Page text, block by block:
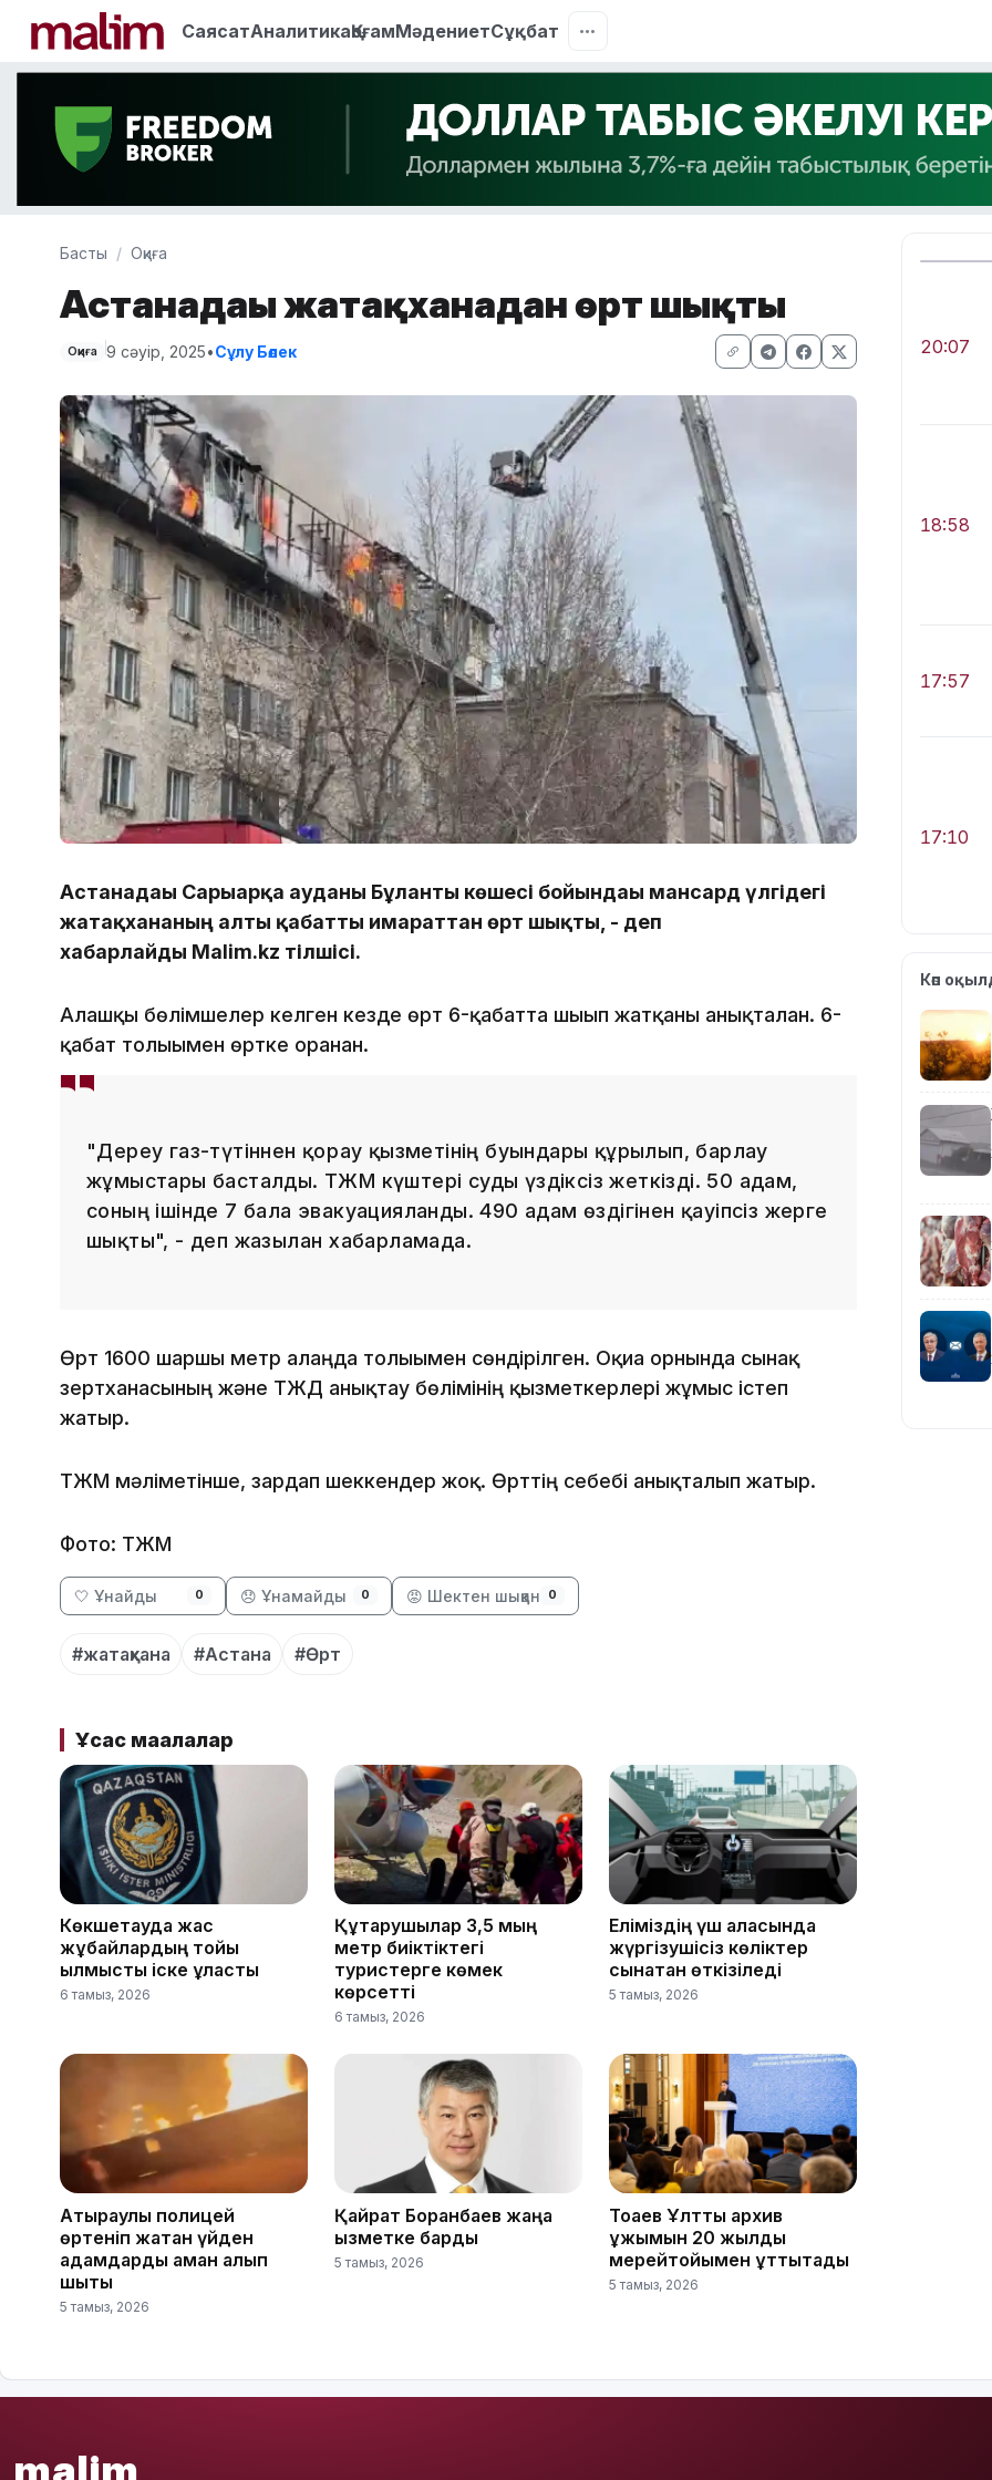
СаясатАналитикаҚоғамМәдениетСұқбат
Басты Оқиға
Астанадағы жатақханадан өрт шықты
Оқиға 9 сәуір, 2025•Сұлу Бөлек
Астанадағы Сарыарқа ауданы Бұланты көшесі бойындағы мансард үлгідегі
жатақхананың алты қабатты ғимараттан өрт шықты, - деп
хабарлайды Malim.kz тілшісі.
Алғашқы бөлімшелер келген кезде өрт 6-қабатта шығып жатқаны анықталған. 6-
қабат толығымен өртке оранған.
"Дереу газ-түтіннен қорғау қызметінің буындары құрылып, барлау
жұмыстары басталды. ТЖМ күштері суды үздіксіз жеткізді. 50 адам,
соның ішінде 7 бала эвакуацияланды. 490 адам өздігінен қауіпсіз жерге
шықты", - деп жазылған хабарламада.
Өрт 1600 шаршы метр алаңда толығымен сөндірілген. Оқиға орнында сынақ
зертханасының және ТЖД анықтау бөлімінің қызметкерлері жұмыс істеп
жатыр.
ТЖМ мәліметінше, зардап шеккендер жоқ. Өрттің себебі анықталып жатыр.
Фото: ТЖМ
🤍 Ұнайды 0 😞 Ұнамайды 0 😡 Шектен шыққан 0
#жатақхана #Астана #Өрт
Ұқсас мақалалар
Көкшетауда жас
жұбайлардың тойы
қылмыстық іске ұласты
6 тамыз, 2026
Құтқарушылар 3,5 мың
метр биіктіктегі
туристерге көмек
көрсетті
6 тамыз, 2026
Еліміздің үш қаласында
жүргізушісіз көліктер
сынақтан өткізіледі
5 тамыз, 2026
Атыраулық полицей
өртеніп жатқан үйден
адамдарды аман алып
шықты
5 тамыз, 2026
Қайрат Боранбаев жаңа
қызметке барды
5 тамыз, 2026
Тоқаев Ұлттық архив
ұжымын 20 жылдық
мерейтойымен құттықтады
5 тамыз, 2026
20:07
18:58
17:57
17:10
16:59
15:55
Көп
malim